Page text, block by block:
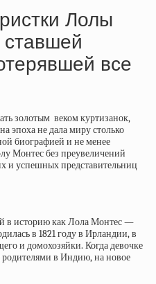
Лолы
все
золотым веком куртизанок,
эпоха не дала миру столько
биографией и не менее
Монтес без преувеличений
и успешных представительниц
в историю как Лола Монтес —
в 1821 году в Ирландии, в
и домохозяйки. Когда девочке
родителями в Индию, на новое